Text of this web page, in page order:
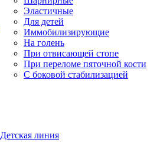
Эластичные
Для детей
Иммобилизирующие
На голень
При отвисающей стопе
При переломе пяточной кости
С боковой стабилизацией
Детская линия